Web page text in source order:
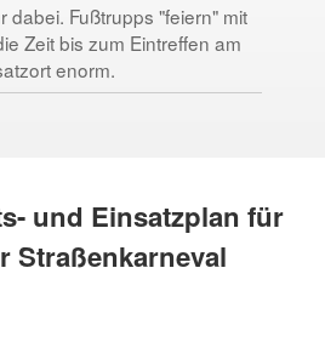
dabei. Fußtrupps "feiern" mit
Zeit bis zum Eintreffen am
enorm.
und Einsatzplan für
Straßenkarneval